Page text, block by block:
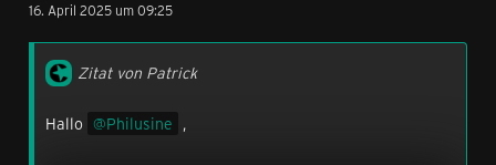
16. April 2025 um 09:25
Zitat von Patrick
Hallo Philusine ,